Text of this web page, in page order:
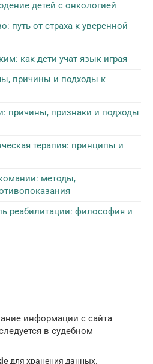
детей с онкологией
путь от страха к уверенной
как дети учат язык играя
причины и подходы к
причины, признаки и подходы
терапия: принципы и
методы,
реабилитации: философия и
информации с сайта
в судебном
для хранения данных.